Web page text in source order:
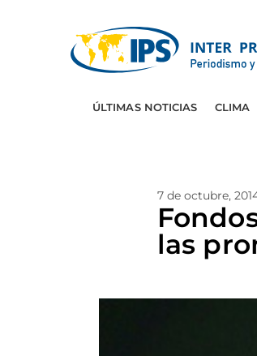
ÚLTIMAS NOTICIAS CLIMA
7 de octubre,
las